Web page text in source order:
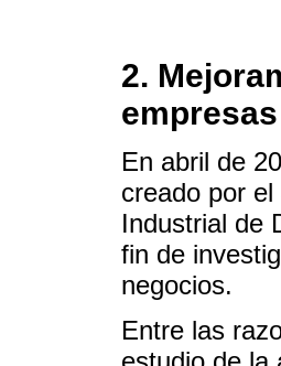
2.
En abril de
creado por el
Industrial de
fin de
negocios.
Entre las